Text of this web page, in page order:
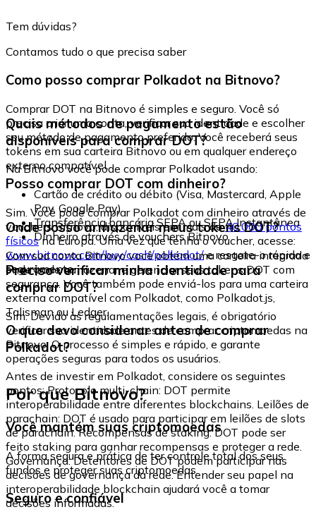
Tem dúvidas?
Contamos tudo o que precisa saber
Como posso comprar Polkadot na Bitnovo?
Comprar DOT na Bitnovo é simples e seguro. Você só
precisa criar uma conta, verificar sua identidade e escolher
seu método de pagamento preferido. Você receberá seus
tokens em sua carteira Bitnovo ou em qualquer endereço
externo compatível.
Quais métodos de pagamento estão
disponíveis para comprar DOT?
Na Bitnovo você pode comprar Polkadot usando:
Cartão de crédito ou débito (Visa, Mastercard, Apple
Pay, Google Pay)
Transferência bancária SEPA ou SEPA Instantânea
Dinheiro através de vouchers Bitnovo
Posso comprar DOT com dinheiro?
Sim. Você pode comprar Polkadot com dinheiro através de
vouchers Bitnovo, disponíveis em mais de40.000 pontos
físicosna Europa. Uma vez que tenha o voucher, acesse:
www.bitnovo.com/buy/cash/polkadot/e resgate-o rápida e
seguramente.
Onde posso armazenar meus tokens DOT?
Com sua conta Bitnovo você obtém uma carteira integrada
onde pode armazenar e gerenciar seus tokens DOT com
segurança. Você também pode enviá-los para uma carteira
externa compatível com Polkadot, como Polkadot.js,
Talisman ou Ledger.
Preciso verificar minha identidade para
comprar DOT?
Sim. Devido às regulamentações legais, é obrigatório
verificar sua identidade antes de comprar criptomoedas na
Bitnovo. O processo é simples e rápido, e garante
operações seguras para todos os usuários.
O que devo considerar antes de comprar
Polkadot?
Antes de investir em Polkadot, considere os seguintes
pontos: Protocolo multi-chain: DOT permite
interoperabilidade entre diferentes blockchains. Leilões de
parachain: DOT é usado para participar em leilões de slots
de parachain. Recompensas de staking: DOT pode ser
feito staking para ganhar recompensas e proteger a rede.
Governança: Detentores de DOT podem participar nas
decisões de governança da rede. Entender seu papel na
interoperabilidade blockchain ajudará você a tomar
decisões informadas.
Por que Bitnovo?
Você mantém suas criptomoedas
A forma segura e prática de ter controle total dos seus
fundos e proteger suas criptomoedas.
Seguro e confiável